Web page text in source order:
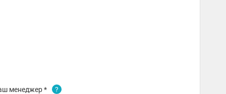
менеджер *
?